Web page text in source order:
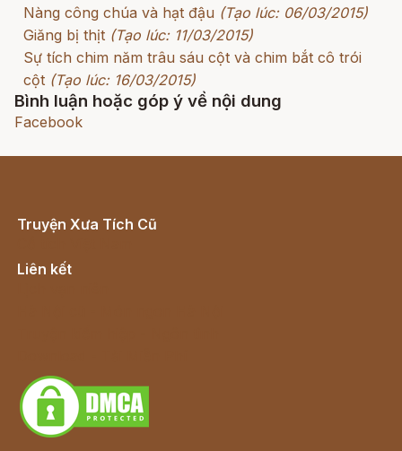
Nàng công chúa và hạt đậu (Tạo lúc: 06/03/2015)
Giăng bị thịt (Tạo lúc: 11/03/2015)
Sự tích chim năm trâu sáu cột và chim bắt cô trói
cột (Tạo lúc: 16/03/2015)
Bình luận hoặc góp ý về nội dung
Facebook
Truyện Xưa Tích Cũ
Liên kết